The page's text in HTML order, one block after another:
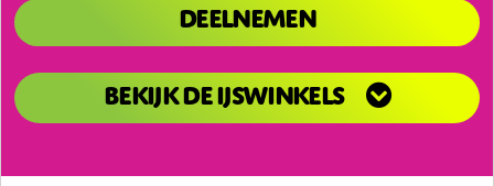
Deelnemen
Bekijk de ijswinkels